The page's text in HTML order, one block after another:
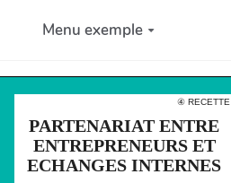
Menu exemple
④ RECETTE
PARTENARIAT ENTRE
ENTREPRENEURS ET
ECHANGES INTERNES